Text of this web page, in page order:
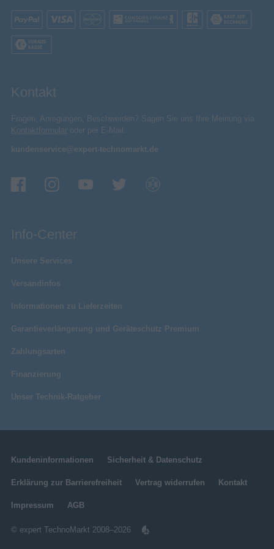
Kontakt
Fragen, Anregungen, Beschwerden? Sagen Sie uns Ihre Meinung via
Kontaktformular oder per E-Mail:
kundenservice@expert-technomarkt.de
Info-Center
Unsere Services
Versandinfos
Informationen zu Lieferzeiten
Garantieverlängerung und Geräteschutz Premium
Zahlungsarten
Finanzierung
Unser Technik-Ratgeber
Kundeninformationen Sicherheit & Datenschutz
Erklärung zur Barrierefreiheit Vertrag widerrufen Kontakt
Impressum AGB
© expert TechnoMarkt 2008–2026